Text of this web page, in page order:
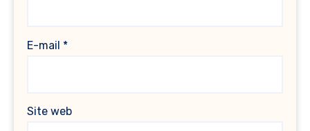
E-mail *
Site web